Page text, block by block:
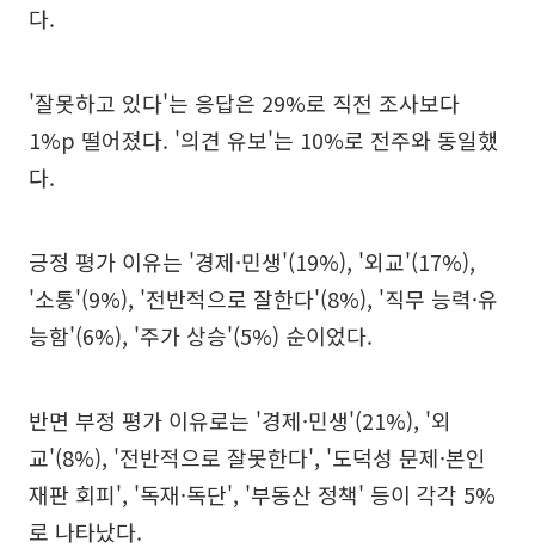
다.
'잘못하고 있다'는 응답은 29%로 직전 조사보다
1%p 떨어졌다. '의견 유보'는 10%로 전주와 동일했
다.
긍정 평가 이유는 '경제·민생'(19%), '외교'(17%),
'소통'(9%), '전반적으로 잘한다'(8%), '직무 능력·유
능함'(6%), '주가 상승'(5%) 순이었다.
반면 부정 평가 이유로는 '경제·민생'(21%), '외
교'(8%), '전반적으로 잘못한다', '도덕성 문제·본인
재판 회피', '독재·독단', '부동산 정책' 등이 각각 5%
로 나타났다.